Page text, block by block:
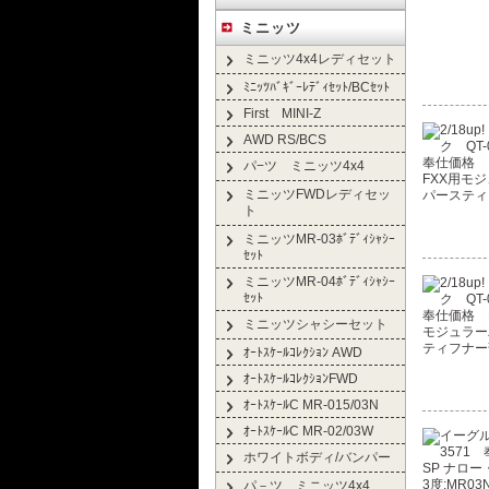
ミニッツ
ミニッツ4x4レディセット
ﾐﾆｯﾂﾊﾞｷﾞｰﾚﾃﾞｨｾｯﾄ/BCｾｯﾄ
First MINI-Z
AWD RS/BCS
パ−ツ ミニッツ4x4
ミニッツFWDレディセッ
ト
ミニッツMR-03ﾎﾞﾃﾞｨｼｬｼｰ
ｾｯﾄ
ミニッツMR-04ﾎﾞﾃﾞｨｼｬｼｰ
ｾｯﾄ
ミニッツシャシーセット
ｵｰﾄｽｹｰﾙｺﾚｸｼｮﾝ AWD
ｵｰﾄｽｹｰﾙｺﾚｸｼｮﾝFWD
ｵｰﾄｽｹｰﾙC MR-015/03N
ｵｰﾄｽｹｰﾙC MR-02/03W
ホワイトボディ/バンパー
パ－ツ ミニッツ4x4